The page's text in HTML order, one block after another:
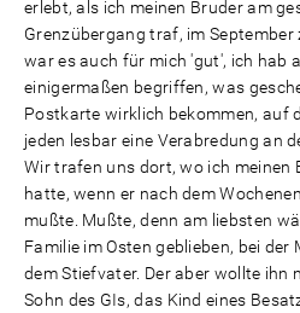
erlebt, als ich meinen Bruder am
Grenzübergang traf, im
war es auch für mich 'gut', ich hab
einigermaßen begriffen, was
Postkarte wirklich bekommen, auf
jeden lesbar eine Verabredung an
Wir trafen uns dort, wo ich meinen
hatte, wenn er nach dem
mußte. Mußte, denn am liebsten
Familie im Osten geblieben, bei
dem Stiefvater. Der aber wollte ihn
Sohn des GIs, das Kind eines